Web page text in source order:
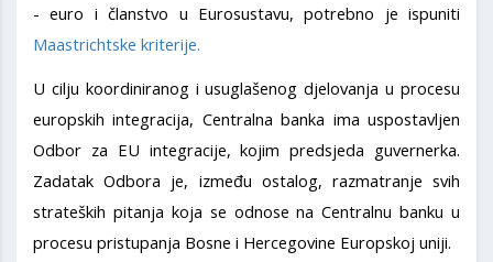
- euro i članstvo u Eurosustavu, potrebno je ispuniti
Maastrichtske kriterije.
U cilju koordiniranog i usuglašenog djelovanja u procesu
europskih integracija, Centralna banka ima uspostavljen
Odbor za EU integracije, kojim predsjeda guvernerka.
Zadatak Odbora je, između ostalog, razmatranje svih
strateških pitanja koja se odnose na Centralnu banku u
procesu pristupanja Bosne i Hercegovine Europskoj uniji.